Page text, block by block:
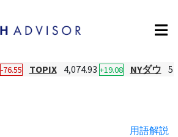
-76.55 TOPIX 4,074.93 +19.08 NYダウ
用語解説